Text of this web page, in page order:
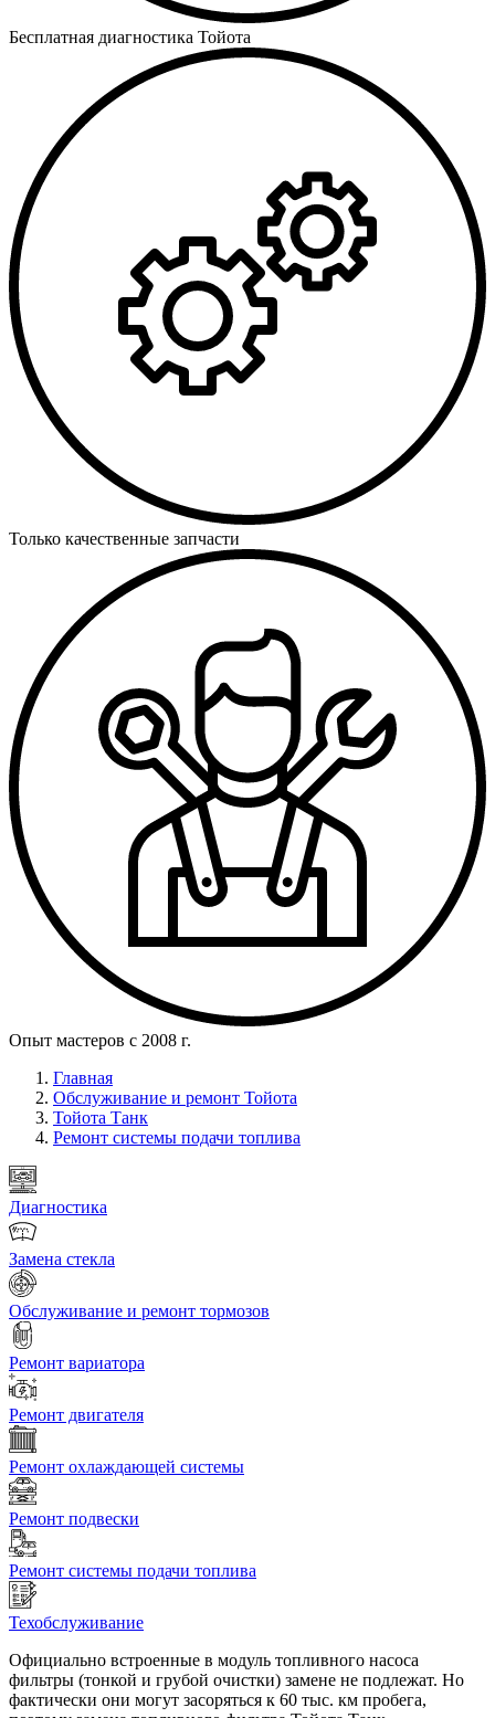
Бесплатная диагностика Тойота
Только качественные запчасти
Опыт мастеров с 2008 г.
Главная
Обслуживание и ремонт Тойота
Тойота Танк
Ремонт системы подачи топлива
Диагностика
Замена стекла
Обслуживание и ремонт тормозов
Ремонт вариатора
Ремонт двигателя
Ремонт охлаждающей системы
Ремонт подвески
Ремонт системы подачи топлива
Техобслуживание
Официально встроенные в модуль топливного насоса
фильтры (тонкой и грубой очистки) замене не подлежат. Но
фактически они могут засоряться к 60 тыс. км пробега,